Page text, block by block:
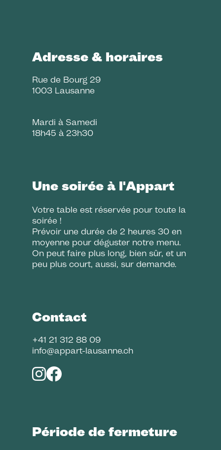
Adresse & horaires
Rue de Bourg 29
1003 Lausanne
Mardi à Samedi
18h45 à 23h30
Une soirée à l'Appart
Votre table est réservée pour toute la
soirée !
Prévoir une durée de 2 heures 30 en
moyenne pour déguster notre menu.
On peut faire plus long, bien sûr, et un
peu plus court, aussi, sur demande.
Contact
+41 21 312 88 09
info@appart-lausanne.ch
Période de fermeture